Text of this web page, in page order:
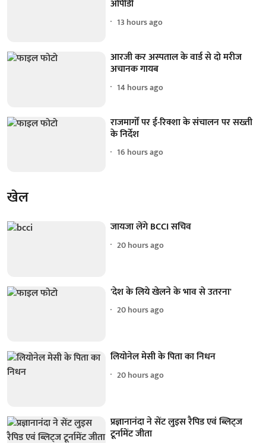
ओपीडी
13 hours ago
आरजी कर अस्पताल के वार्ड से दो मरीज
अचानक गायब
14 hours ago
राजमार्गों पर ई-रिक्शा के संचालन पर सख्ती
के निर्देश
16 hours ago
खेल
जायजा लेंगे BCCI सचिव
20 hours ago
'देश के लिये खेलने के भाव से उतरना'
20 hours ago
लियोनेल मेसी के पिता का निधन
20 hours ago
प्रज्ञानानंदा ने सेंट लुइस रैपिड एवं ब्लिट्ज
टूर्नामेंट जीता